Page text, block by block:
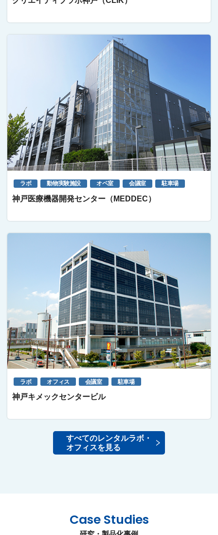
ラボ 動物実験施設 オペ室 会議室 駐車場
神戸医療機器開発センター（MEDDEC）
ラボ オフィス 会議室 駐車場
神戸キメックセンタービル
すべてのレンタルラボ・
オフィスを見る
Case Studies